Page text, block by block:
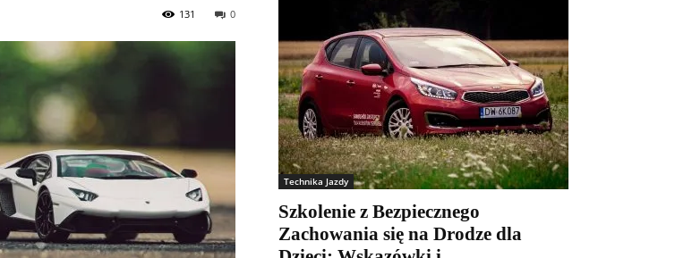
0
131
Technika Jazdy
Szkolenie z Bezpiecznego
Zachowania się na Drodze dla